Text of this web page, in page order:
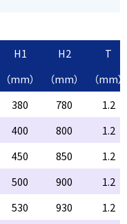
H1 H2
T
（mm） （mm）
（mm）
380 780
1.2
400 800
1.2
450 850
1.2
500 900
1.2
530 930
1.2